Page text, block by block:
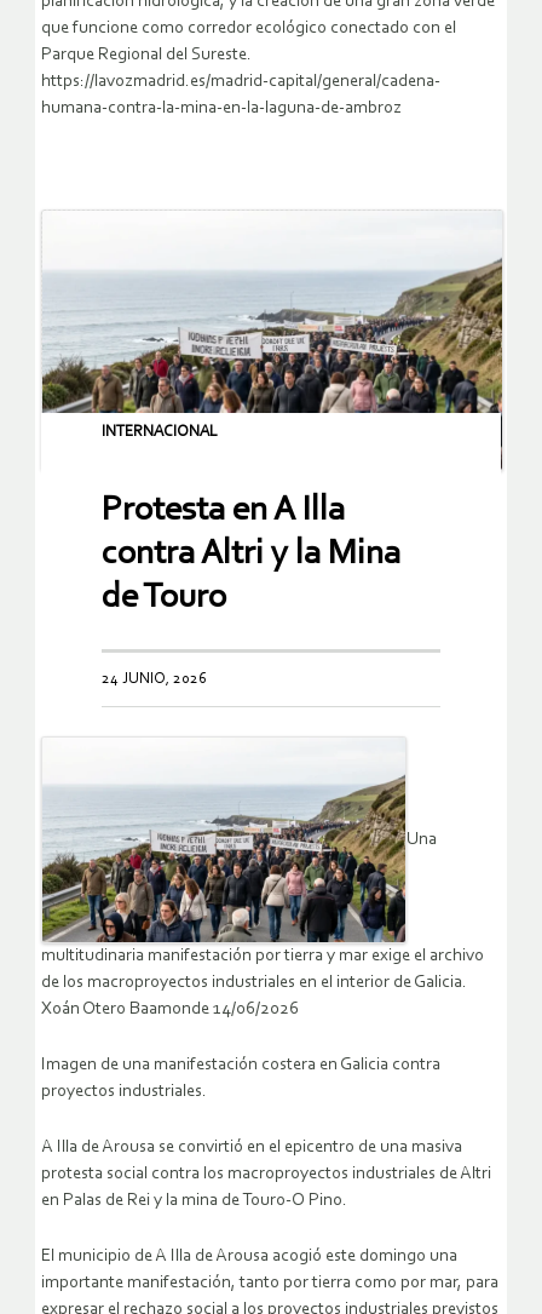
que funcione como corredor ecológico conectado con el
Parque Regional del Sureste.
https://lavozmadrid.es/madrid-capital/general/cadena-
humana-contra-la-mina-en-la-laguna-de-ambroz
INTERNACIONAL
Protesta en A Illa
contra Altri y la Mina
de Touro
24 JUNIO, 2026
Una
multitudinaria manifestación por tierra y mar exige el archivo
de los macroproyectos industriales en el interior de Galicia.
Xoán Otero Baamonde 14/06/2026
Imagen de una manifestación costera en Galicia contra
proyectos industriales.
A Illa de Arousa se convirtió en el epicentro de una masiva
protesta social contra los macroproyectos industriales de Altri
en Palas de Rei y la mina de Touro-O Pino.
El municipio de A Illa de Arousa acogió este domingo una
importante manifestación, tanto por tierra como por mar, para
expresar el rechazo social a los proyectos industriales previstos